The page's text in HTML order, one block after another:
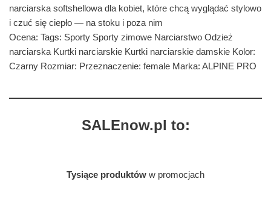
narciarska softshellowa dla kobiet, które chcą wyglądać stylowo
i czuć się ciepło — na stoku i poza nim
Ocena: Tags: Sporty Sporty zimowe Narciarstwo Odzież
narciarska Kurtki narciarskie Kurtki narciarskie damskie Kolor:
Czarny Rozmiar: Przeznaczenie: female Marka: ALPINE PRO
SALEnow.pl to:
Tysiące produktów w promocjach